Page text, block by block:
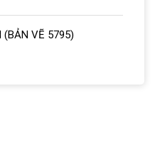
(BẢN VẼ 5795)